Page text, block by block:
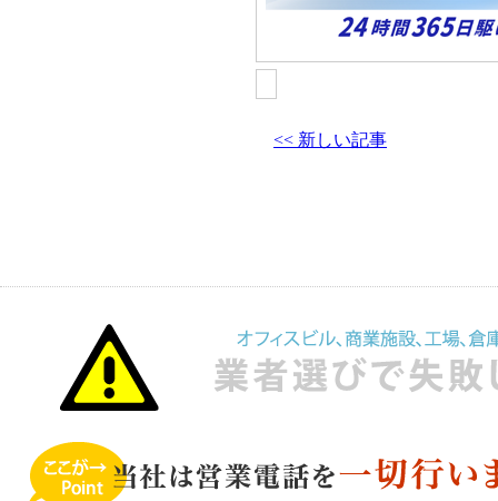
<< 新しい記事